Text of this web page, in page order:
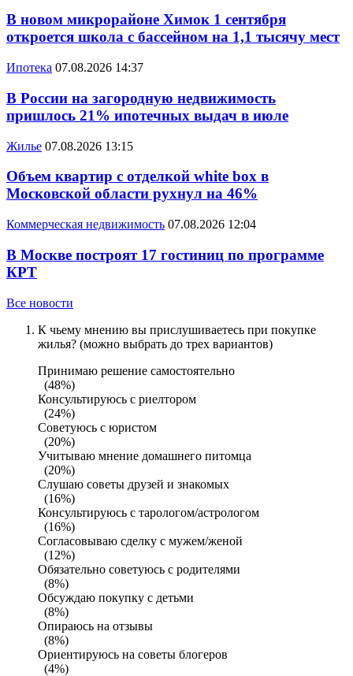
В новом микрорайоне Химок 1 сентября
откроется школа с бассейном на 1,1 тысячу мест
Ипотека 07.08.2026 14:37
В России на загородную недвижимость
пришлось 21% ипотечных выдач в июле
Жилье 07.08.2026 13:15
Объем квартир с отделкой white box в
Московской области рухнул на 46%
Коммерческая недвижимость 07.08.2026 12:04
В Москве построят 17 гостиниц по программе
КРТ
Все новости
К чьему мнению вы прислушиваетесь при покупке
жилья? (можно выбрать до трех вариантов)
Принимаю решение самостоятельно
(48%)
Консультируюсь с риелтором
(24%)
Советуюсь с юристом
(20%)
Учитываю мнение домашнего питомца
(20%)
Слушаю советы друзей и знакомых
(16%)
Консультируюсь с тарологом/астрологом
(16%)
Согласовываю сделку с мужем/женой
(12%)
Обязательно советуюсь с родителями
(8%)
Обсуждаю покупку с детьми
(8%)
Опираюсь на отзывы
(8%)
Ориентируюсь на советы блогеров
(4%)